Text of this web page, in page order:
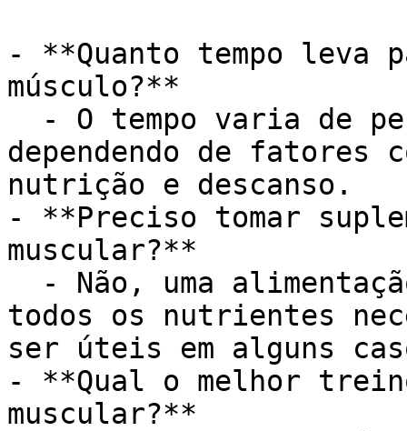
- **Quanto tempo leva
músculo?**
dependendo de fatores
nutrição e descanso.
- **Preciso tomar
muscular?**
todos os nutrientes
ser úteis em alguns
- **Qual o melhor
muscular?**